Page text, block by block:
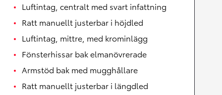
Luftintag, centralt med svart infattning
Ratt manuellt justerbar i höjdled
Luftintag, mittre, med krominlägg
Fönsterhissar bak elmanövrerade
Armstöd bak med mugghållare
Ratt manuellt justerbar i längdled